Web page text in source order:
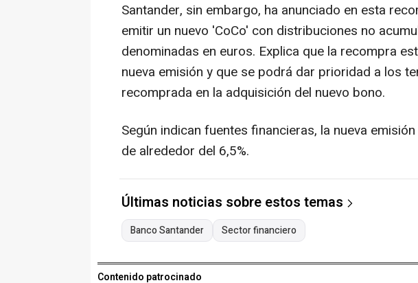
Santander, sin embargo, ha anunciado en esta
emitir un nuevo 'CoCo' con distribuciones no
denominadas en euros. Explica que la recompra
nueva emisión y que se podrá dar prioridad a los
recomprada en la adquisición del nuevo bono.
Según indican fuentes financieras, la nueva
de alrededor del 6,5%.
Últimas noticias sobre estos temas
Banco Santander Sector financiero
Contenido patrocinado